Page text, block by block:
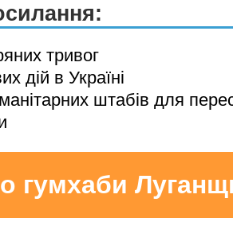
тривог
дій в Україні
штабів для
гумхаби